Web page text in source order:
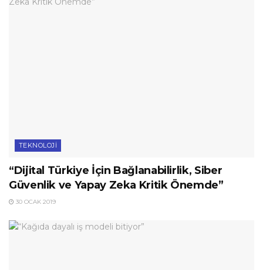
TEKNOLOJI
“Dijital Türkiye İçin Bağlanabilirlik, Siber
Güvenlik ve Yapay Zeka Kritik Önemde”
30 OCAK 2019